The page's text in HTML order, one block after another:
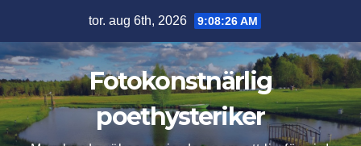
innehåll
tor. aug 6th, 2026 9:08:27 AM
Fotokonstnärlig
poethysteriker